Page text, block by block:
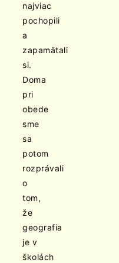
najviac
pochopili
a
zapamätali
si.
Doma
pri
obede
sme
sa
potom
rozprávali
o
tom,
že
geografia
je v
školách